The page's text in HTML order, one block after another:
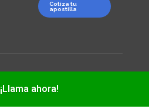
Cotiza tu
apostilla
Privacy Policy
¡Llama ahora!